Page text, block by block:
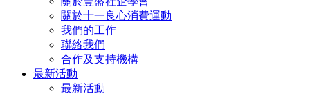
關於十一良心消費運動
我們的工作
聯絡我們
合作及支持機構
最新活動
最新活動